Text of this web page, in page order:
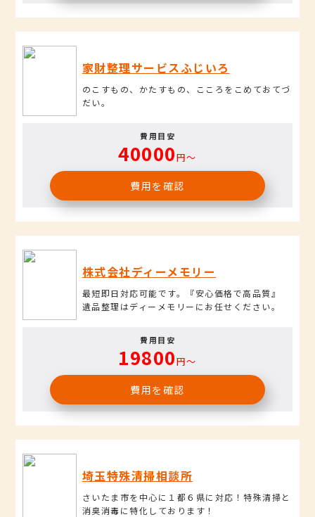
家財整理サービスふじいろ
のこすもの、かたすもの、こころをこめておてづ
だい。
費用目安
40000円〜
費用を確認
株式会社ディーメモリー
最短即日対応可能です。『安心価格で高品質』
遺品整理はディーメモリーにお任せください。
費用目安
19800円〜
費用を確認
埼玉特殊清掃相談所
さいたま市を中心に１都６県に対応！特殊清掃と
消臭消毒に特化しております！